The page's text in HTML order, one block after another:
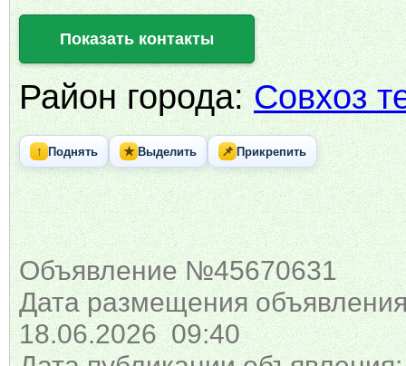
Показать контакты
Район города:Совхоз
↑ Поднять ★ Выделить 📌 Прикрепить
Объявление №45670631
Дата размещения
18.06.2026 09:40